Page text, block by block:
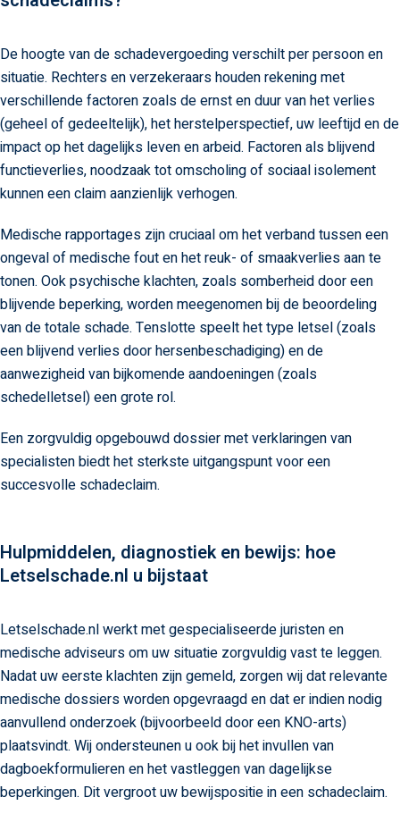
De hoogte van de schadevergoeding verschilt per persoon en
situatie. Rechters en verzekeraars houden rekening met
verschillende factoren zoals de ernst en duur van het verlies
(geheel of gedeeltelijk), het herstelperspectief, uw leeftijd en de
impact op het dagelijks leven en arbeid. Factoren als blijvend
functieverlies, noodzaak tot omscholing of sociaal isolement
kunnen een claim aanzienlijk verhogen.
Medische rapportages zijn cruciaal om het verband tussen een
ongeval of medische fout en het reuk- of smaakverlies aan te
tonen. Ook psychische klachten, zoals somberheid door een
blijvende beperking, worden meegenomen bij de beoordeling
van de totale schade. Tenslotte speelt het type letsel (zoals
een blijvend verlies door hersenbeschadiging) en de
aanwezigheid van bijkomende aandoeningen (zoals
schedelletsel) een grote rol.
Een zorgvuldig opgebouwd dossier met verklaringen van
specialisten biedt het sterkste uitgangspunt voor een
succesvolle schadeclaim.
Hulpmiddelen, diagnostiek en bewijs: hoe
Letselschade.nl u bijstaat
Letselschade.nl werkt met gespecialiseerde juristen en
medische adviseurs om uw situatie zorgvuldig vast te leggen.
Nadat uw eerste klachten zijn gemeld, zorgen wij dat relevante
medische dossiers worden opgevraagd en dat er indien nodig
aanvullend onderzoek (bijvoorbeeld door een KNO-arts)
plaatsvindt. Wij ondersteunen u ook bij het invullen van
dagboekformulieren en het vastleggen van dagelijkse
beperkingen. Dit vergroot uw bewijspositie in een schadeclaim.